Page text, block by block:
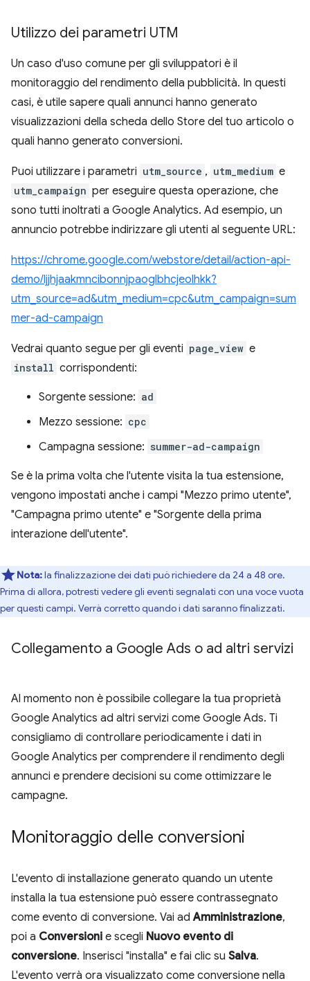
Utilizzo dei parametri UTM
Un caso d'uso comune per gli sviluppatori è il
monitoraggio del rendimento della pubblicità. In questi
casi, è utile sapere quali annunci hanno generato
visualizzazioni della scheda dello Store del tuo articolo o
quali hanno generato conversioni.
Puoi utilizzare i parametri utm_source , utm_medium e
utm_campaign per eseguire questa operazione, che
sono tutti inoltrati a Google Analytics. Ad esempio, un
annuncio potrebbe indirizzare gli utenti al seguente URL:
https://chrome.google.com/webstore/detail/action-api-
demo/ljjhjaakmncibonnjpaoglbhcjeolhkk?
utm_source=ad&utm_medium=cpc&utm_campaign=sum
mer-ad-campaign
Vedrai quanto segue per gli eventi page_view e
install corrispondenti:
Sorgente sessione: ad
Mezzo sessione: cpc
Campagna sessione: summer-ad-campaign
Se è la prima volta che l'utente visita la tua estensione,
vengono impostati anche i campi "Mezzo primo utente",
"Campagna primo utente" e "Sorgente della prima
interazione dell'utente".
Nota:la finalizzazione dei dati può richiedere da 24 a 48 ore.
Prima di allora, potresti vedere gli eventi segnalati con una voce vuota
per questi campi. Verrà corretto quando i dati saranno finalizzati.
Collegamento a Google Ads o ad altri servizi
Al momento non è possibile collegare la tua proprietà
Google Analytics ad altri servizi come Google Ads. Ti
consigliamo di controllare periodicamente i dati in
Google Analytics per comprendere il rendimento degli
annunci e prendere decisioni su come ottimizzare le
campagne.
Monitoraggio delle conversioni
L'evento di installazione generato quando un utente
installa la tua estensione può essere contrassegnato
come evento di conversione. Vai adAmministrazione,
poi a Conversioni e scegli Nuovo evento di
conversione. Inserisci "installa" e fai clic su Salva.
L'evento verrà ora visualizzato come conversione nella